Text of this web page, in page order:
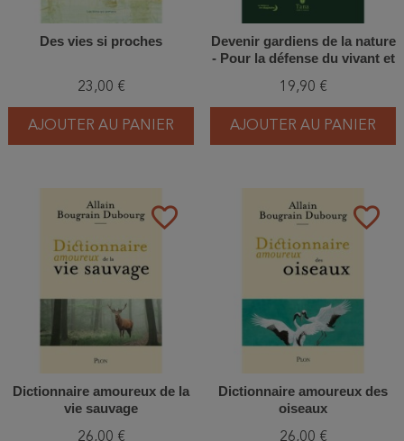
Des vies si proches
23,00 €
AJOUTER AU PANIER
Devenir gardiens de la nature
- Pour la défense du vivant et
19,90 €
AJOUTER AU PANIER
favorite_border
Dictionnaire amoureux de la
vie sauvage
26,00 €
favorite_border
Dictionnaire amoureux des
oiseaux
26,00 €